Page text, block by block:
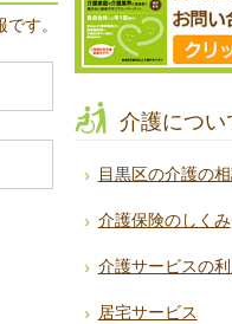
す。
介護につい
目黒区の介護の
介護保険のしくみ
介護サービスの
居宅サービス